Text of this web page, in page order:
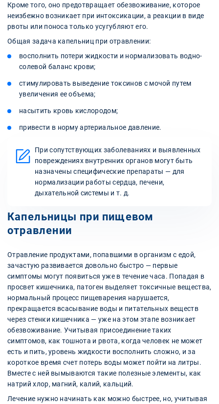
Кроме того, оно предотвращает обезвоживание, которое
неизбежно возникает при интоксикации, а реакции в виде
рвоты или поноса только усугубляют его.
Общая задача капельниц при отравлении:
восполнить потери жидкости и нормализовать водно-
солевой баланс крови;
стимулировать выведение токсинов с мочой путем
увеличения ее объема;
насытить кровь кислородом;
привести в норму артериальное давление.
При сопутствующих заболеваниях и выявленных
повреждениях внутренних органов могут быть
назначены специфические препараты — для
нормализации работы сердца, печени,
дыхательной системы и т. д.
Капельницы при пищевом
отравлении
Отравление продуктами, попавшими в организм с едой,
зачастую развивается довольно быстро — первые
симптомы могут появиться уже в течение часа. Попадая в
просвет кишечника, патоген выделяет токсичные вещества,
нормальный процесс пищеварения нарушается,
прекращается всасывание воды и питательных веществ
через стенки кишечника — уже на этом этапе возникает
обезвоживание. Учитывая присоединение таких
симптомов, как тошнота и рвота, когда человек не может
есть и пить, уровень жидкости восполнить сложно, и за
короткое время счет потерь воды может пойти на литры.
Вместе с ней вымываются такие полезные элементы, как
натрий хлор, магний, калий, кальций.
Лечение нужно начинать как можно быстрее, но, учитывая